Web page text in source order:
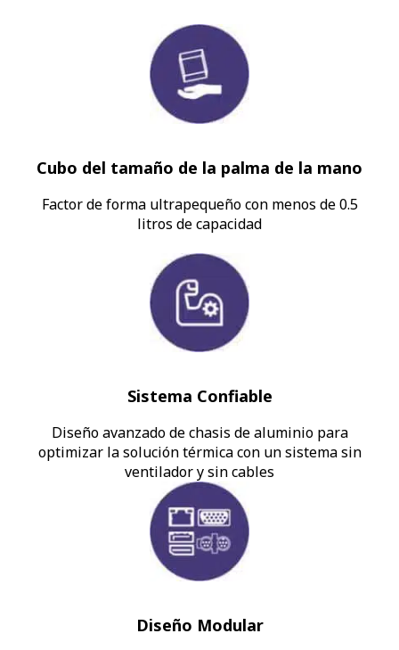
Cubo del tamaño de la palma de la mano
Factor de forma ultrapequeño con menos de 0.5
litros de capacidad
Sistema Confiable
Diseño avanzado de chasis de aluminio para
optimizar la solución térmica con un sistema sin
ventilador y sin cables
Diseño Modular